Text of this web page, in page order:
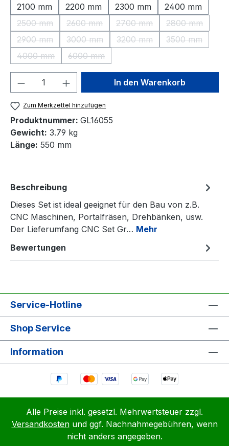
2100 mm
2200 mm 2300 mm
2400 mm
2500 mm
(Diese Option ist zurzeit nicht verfügbar.)
2600 mm
(Diese Option ist zurzeit nicht verfügbar.)
2700 mm
(Diese Option ist zurzeit
2800 mm
(Diese
2900 mm
(Diese Option ist zurzeit nicht verfügbar.)
3000 mm
(Diese Option ist zurzeit nicht verfügbar.)
3200 mm
(Diese Option ist zurzeit
3500 mm
(Diese
4000 mm
(Diese Option ist zurzeit nicht verfügbar.)
6000 mm
(Diese Option ist zurzeit nicht verfügbar.)
Produkt Anzahl: Gib denIn den Warenkorb
Zum Merkzettel hinzufügen
Produktnummer: GL16055
Gewicht: 3.79 kg
Länge: 550 mm
Beschreibung
Dieses Set ist ideal geeignet für den Bau von z.B.
CNC Maschinen, Portalfräsen, Drehbänken, usw.
Der Lieferumfang CNC Set Gr… Mehr
Bewertungen
Service-Hotline
Shop Service
Information
Alle Preise inkl. gesetzl. Mehrwertsteuer zzgl.
Versandkostenund ggf. Nachnahmegebühren, wenn
nicht anders angegeben.